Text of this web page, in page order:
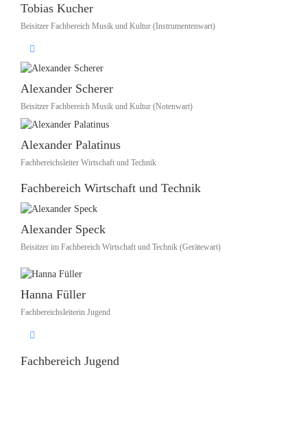
Tobias Kucher
Beisitzer Fachbereich Musik und Kultur (Instrumentenwart)
Alexander Scherer
Beisitzer Fachbereich Musik und Kultur (Notenwart)
Alexander Palatinus
Fachbereichsleiter Wirtschaft und Technik
Fachbereich Wirtschaft und Technik
Alexander Speck
Beisitzer im Fachbereich Wirtschaft und Technik (Gerätewart)
Hanna Füller
Fachbereichsleiterin Jugend
Fachbereich Jugend